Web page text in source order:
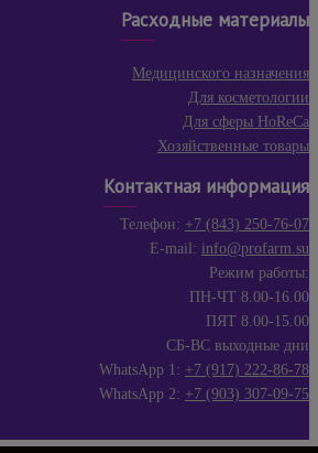
Расходные материалы
Медицинского назначения
Для косметологии
Для сферы HoReCa
Хозяйственные товары
Контактная информация
Телефон: +7 (843) 250-76-07
E-mail: info@profarm.su
Режим работы:
ПН-ЧТ 8.00-16.00
ПЯТ 8.00-15.00
СБ-ВС выходные дни
WhatsApp 1: +7 (917) 222-86-78
WhatsApp 2: +7 (903) 307-09-75